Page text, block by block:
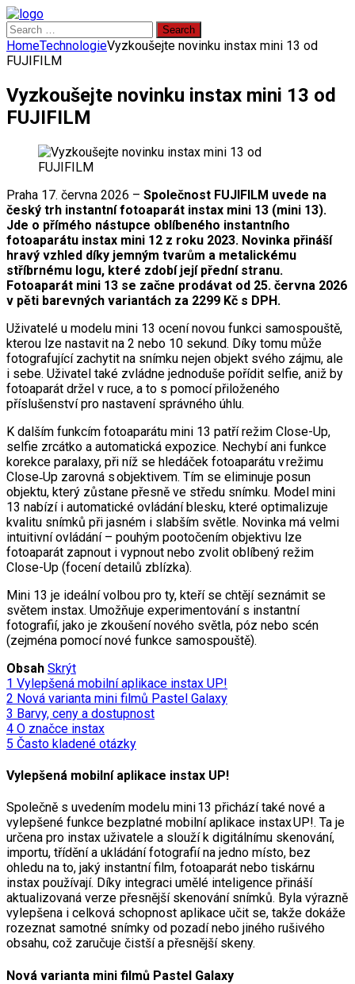
Search
for:
HomeTechnologieVyzkoušejte novinku instax mini 13 od
FUJIFILM
Vyzkoušejte novinku instax mini 13 od
FUJIFILM
Praha 17. června 2026 – Společnost FUJIFILM uvede na
český trh instantní fotoaparát instax mini 13 (mini 13).
Jde o přímého nástupce oblíbeného instantního
fotoaparátu instax mini 12 z roku 2023. Novinka přináší
hravý vzhled díky jemným tvarům a metalickému
stříbrnému logu, které zdobí její přední stranu.
Fotoaparát mini 13 se začne prodávat od 25. června 2026
v pěti barevných variantách za 2299 Kč s DPH.
Uživatelé u modelu mini 13 ocení novou funkci samospouště,
kterou lze nastavit na 2 nebo 10 sekund. Díky tomu může
fotografující zachytit na snímku nejen objekt svého zájmu, ale
i sebe. Uživatel také zvládne jednoduše pořídit selfie, aniž by
fotoaparát držel v ruce, a to s pomocí přiloženého
příslušenství pro nastavení správného úhlu.
K dalším funkcím fotoaparátu mini 13 patří režim Close-Up,
selfie zrcátko a automatická expozice. Nechybí ani funkce
korekce paralaxy, při níž se hledáček fotoaparátu v režimu
Close‑Up zarovná s objektivem. Tím se eliminuje posun
objektu, který zůstane přesně ve středu snímku. Model mini
13 nabízí i automatické ovládání blesku, které optimalizuje
kvalitu snímků při jasném i slabším světle. Novinka má velmi
intuitivní ovládání – pouhým pootočením objektivu lze
fotoaparát zapnout i vypnout nebo zvolit oblíbený režim
Close-Up (focení detailů zblízka).
Mini 13 je ideální volbou pro ty, kteří se chtějí seznámit se
světem instax. Umožňuje experimentování s instantní
fotografií, jako je zkoušení nového světla, póz nebo scén
(zejména pomocí nové funkce samospouště).
Obsah Skrýt
1 Vylepšená mobilní aplikace instax UP!
2 Nová varianta mini filmů Pastel Galaxy
3 Barvy, ceny a dostupnost
4 O značce instax
5 Často kladené otázky
Vylepšená mobilní aplikace instax UP!
Společně s uvedením modelu mini 13 přichází také nové a
vylepšené funkce bezplatné mobilní aplikace instax UP!. Ta je
určena pro instax uživatele a slouží k digitálnímu skenování,
importu, třídění a ukládání fotografií na jedno místo, bez
ohledu na to, jaký instantní film, fotoaparát nebo tiskárnu
instax používají. Díky integraci umělé inteligence přináší
aktualizovaná verze přesnější skenování snímků. Byla výrazně
vylepšena i celková schopnost aplikace učit se, takže dokáže
rozeznat samotné snímky od pozadí nebo jiného rušivého
obsahu, což zaručuje čistší a přesnější skeny.
Nová varianta mini filmů Pastel Galaxy